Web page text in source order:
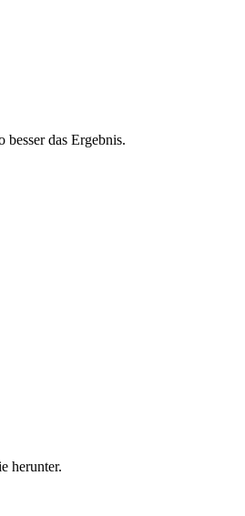
das Ergebnis.
herunter.